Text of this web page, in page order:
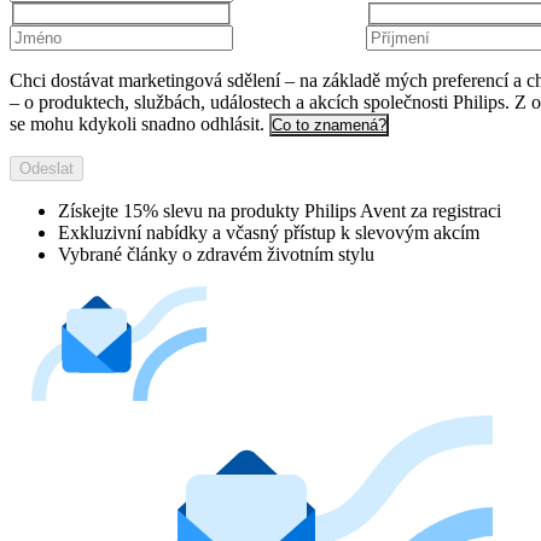
Chci dostávat marketingová sdělení – na základě mých preferencí a
– o produktech, službách, událostech a akcích společnosti Philips. Z
se mohu kdykoli snadno odhlásit. Co to znamená?
Odeslat
Získejte 15% slevu na produkty Philips Avent za registraci
Exkluzivní nabídky a včasný přístup k slevovým akcím
Vybrané články o zdravém životním stylu